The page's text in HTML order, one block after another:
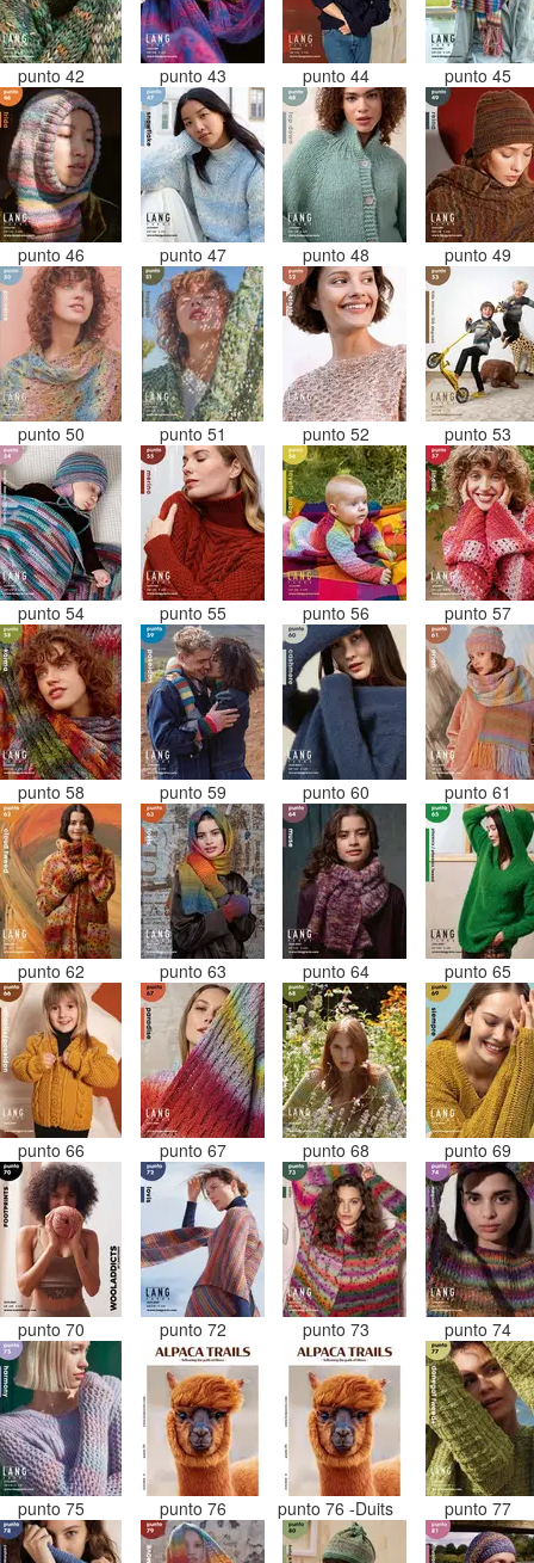
punto 42 punto 43 punto 44 punto 45
punto 46 punto 47 punto 48 punto 49
punto 50 punto 51 punto 52 punto 53
punto 54 punto 55 punto 56 punto 57
punto 58 punto 59 punto 60 punto 61
punto 62 punto 63 punto 64 punto 65
punto 66 punto 67 punto 68 punto 69
punto 70 punto 72 punto 73 punto 74
punto 75 punto 76 punto 76 -Duits punto 77